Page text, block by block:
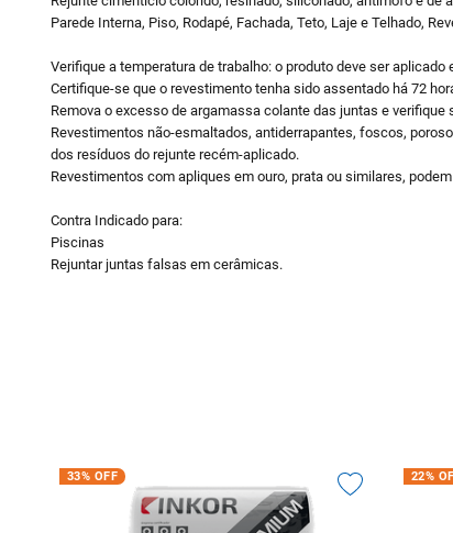
Parede Interna, Piso, Rodapé, Fachada, Teto, Laje e Telhado,
Verifique a temperatura de trabalho: o produto deve ser aplicado
Certifique-se que o revestimento tenha sido assentado há 72
Remova o excesso de argamassa colante das juntas e
Revestimentos não-esmaltados, antiderrapantes, foscos,
dos resíduos do rejunte recém-aplicado.
Revestimentos com apliques em ouro, prata ou similares,
Contra Indicado para:
Piscinas
Rejuntar juntas falsas em cerâmicas.
33% OFF 22%